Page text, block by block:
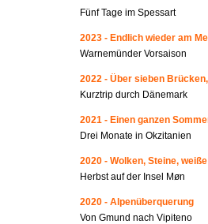
Fünf Tage im Spessart
2023 - Endlich wieder am
Warnemünder Vorsaison
2022 - Über sieben
Kurztrip durch Dänemark
2021 - Einen ganzen
Drei Monate in Okzitanien
2020 - Wolken, Steine,
Herbst auf der Insel Møn
2020 - Alpenüberquerung
Von Gmund nach Vipiteno